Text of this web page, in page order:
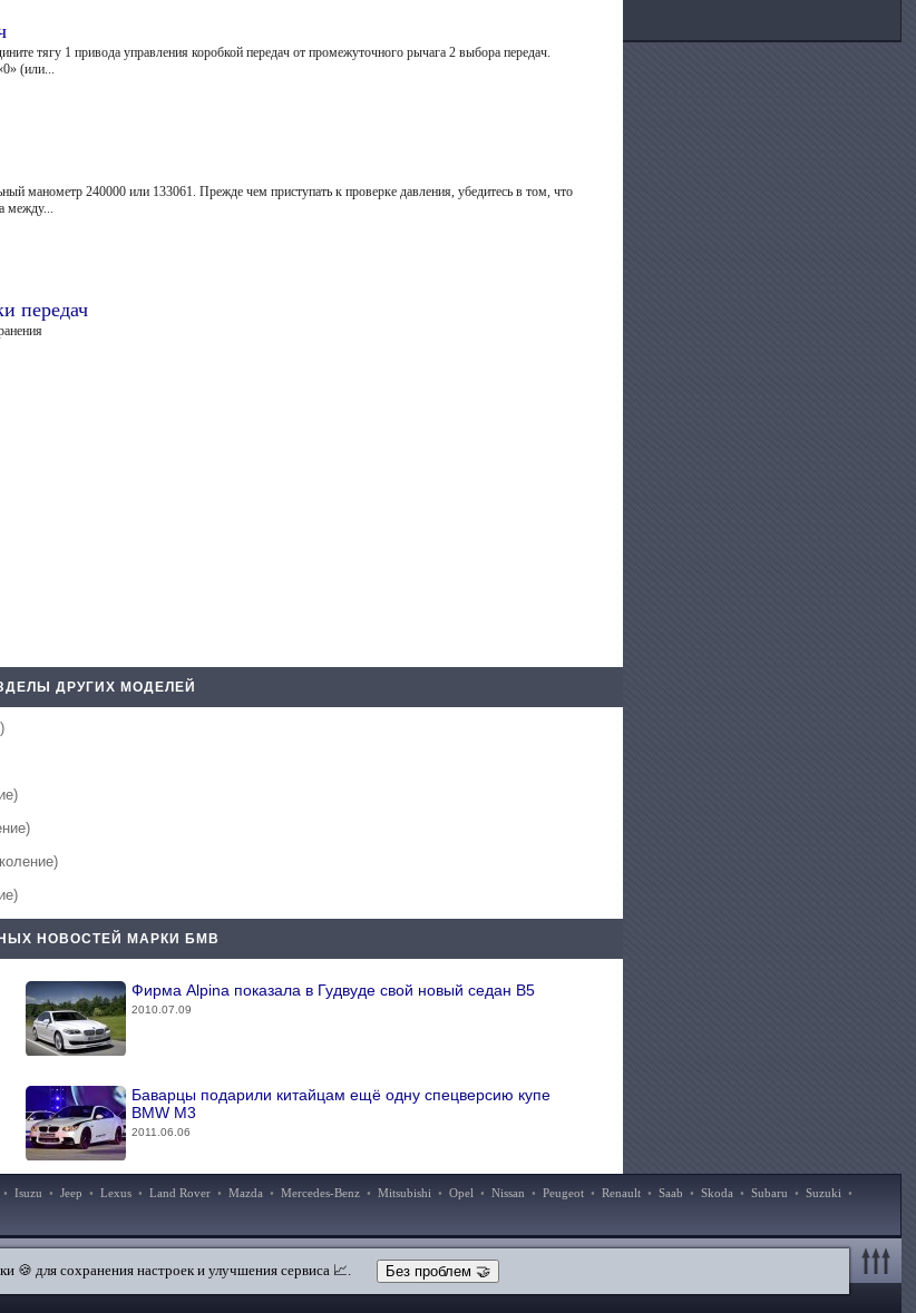
тягу 1 привода управления коробкой передач от промежуточного рычага 2 выбора передач.
(или...
манометр 240000 или 133061. Прежде чем приступать к проверке давления, убедитесь в том, что
между...
передач
ДРУГИХ МОДЕЛЕЙ
НОВОСТЕЙ МАРКИ БМВ
Фирма Alpina показала в Гудвуде свой новый седан B5
2010.07.09
Баварцы подарили китайцам ещё одну спецверсию купе
BMW M3
2011.06.06
• Isuzu • Jeep • Lexus • Land Rover • Mazda • Mercedes-Benz • Mitsubishi • Opel • Nissan • Peugeot • Renault • Saab • Skoda • Subaru • Suzuki •
🍪 для сохранения настроек и улучшения сервиса 📈. Без проблем 🤝